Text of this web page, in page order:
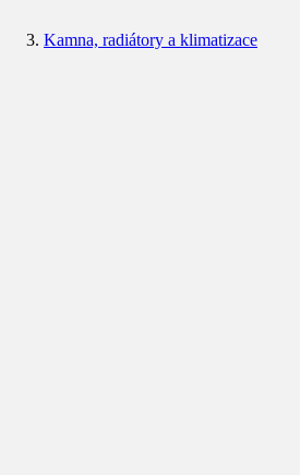
Kamna, radiátory a klimatizace